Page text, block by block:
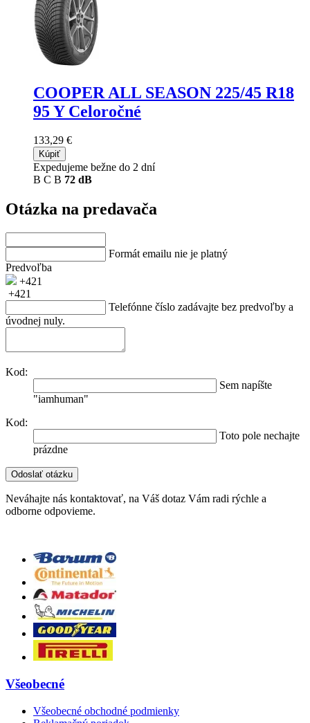
COOPER ALL SEASON 225/45 R18
95 Y Celoročné
133,29 €
Kúpiť
Expedujeme bežne do 2 dní
B C B 72 dB
Otázka na predavača
Formát emailu nie je platný
Predvoľba
+421
+421
Telefónne číslo zadávajte bez predvoľby a
úvodnej nuly.
Kod:
Sem napíšte
"iamhuman"
Kod:
Toto pole nechajte
prázdne
Neváhajte nás kontaktovať, na Váš dotaz Vám radi rýchle a
odborne odpovieme.
Všeobecné
Všeobecné obchodné podmienky